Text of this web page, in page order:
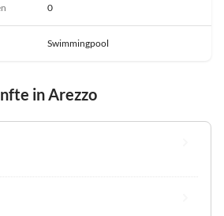
0
Swimmingpool
in Arezzo